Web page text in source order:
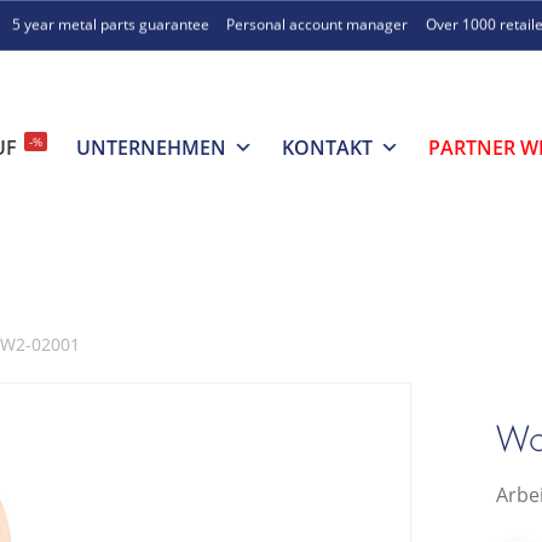
5 year metal parts guarantee Personal account manager Over 1000
-% UNTERNEHMEN KONTAKT PARTNER
02001